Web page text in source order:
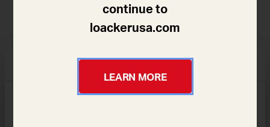
continue to
loackerusa.com
LEARN MORE